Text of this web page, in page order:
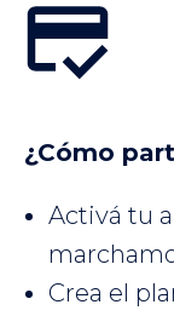
¿Cómo
Activá tu
Crea el